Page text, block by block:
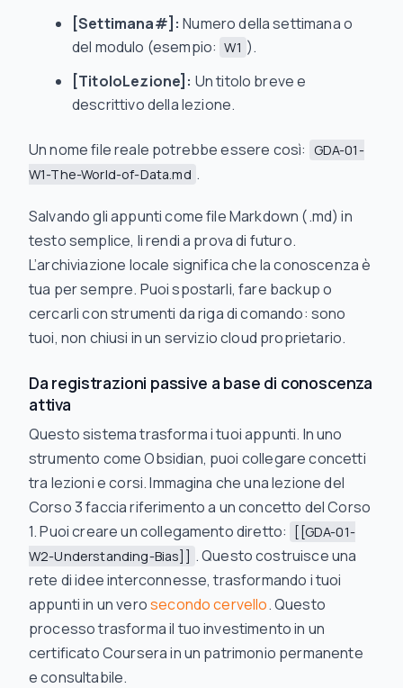
[Settimana#]: Numero della settimana o
del modulo (esempio: W1 ).
[TitoloLezione]: Un titolo breve e
descrittivo della lezione.
Un nome file reale potrebbe essere così: GDA-01-
W1-The-World-of-Data.md .
Salvando gli appunti come file Markdown (.md) in
testo semplice, li rendi a prova di futuro.
L’archiviazione locale significa che la conoscenza è
tua per sempre. Puoi spostarli, fare backup o
cercarli con strumenti da riga di comando: sono
tuoi, non chiusi in un servizio cloud proprietario.
Da registrazioni passive a base di conoscenza
attiva
Questo sistema trasforma i tuoi appunti. In uno
strumento come Obsidian, puoi collegare concetti
tra lezioni e corsi. Immagina che una lezione del
Corso 3 faccia riferimento a un concetto del Corso
1. Puoi creare un collegamento diretto:
[[GDA-01-
W2-Understanding-Bias]] . Questo costruisce una
rete di idee interconnesse, trasformando i tuoi
appunti in un verosecondo cervello. Questo
processo trasforma il tuo investimento in un
certificato Coursera in un patrimonio permanente
e consultabile.